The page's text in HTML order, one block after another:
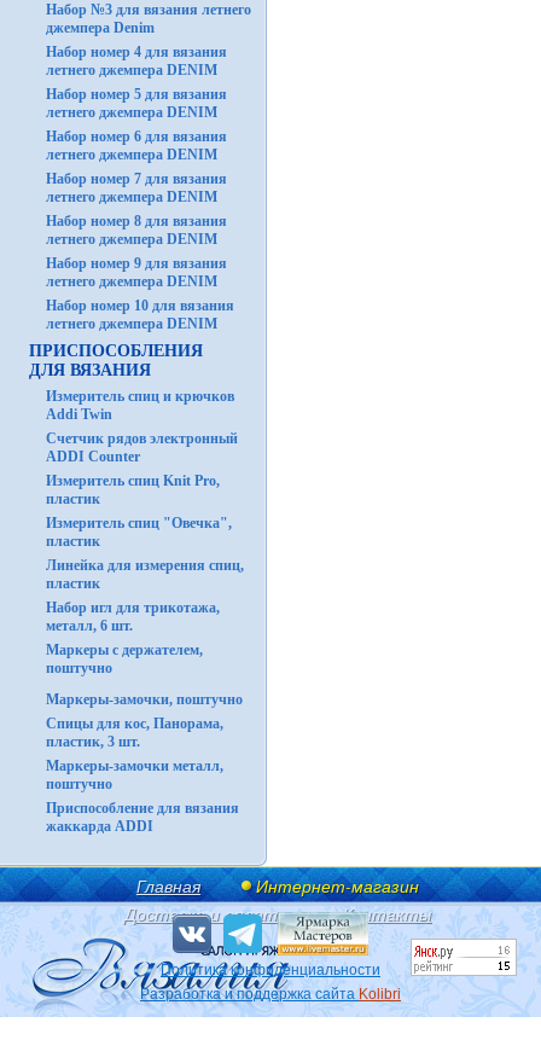
Набор №3 для вязания летнего
джемпера Denim
Набор номер 4 для вязания
летнего джемпера DENIM
Набор номер 5 для вязания
летнего джемпера DENIM
Набор номер 6 для вязания
летнего джемпера DENIM
Набор номер 7 для вязания
летнего джемпера DENIM
Набор номер 8 для вязания
летнего джемпера DENIM
Набор номер 9 для вязания
летнего джемпера DENIM
Набор номер 10 для вязания
летнего джемпера DENIM
ПРИСПОСОБЛЕНИЯ
ДЛЯ ВЯЗАНИЯ
Измеритель спиц и крючков
Addi Twin
Счетчик рядов электронный
ADDI Counter
Измеритель спиц Knit Pro,
пластик
Измеритель спиц "Овечка",
пластик
Линейка для измерения спиц,
пластик
Набор игл для трикотажа,
металл, 6 шт.
Маркеры с держателем,
поштучно
Маркеры-замочки, поштучно
Спицы для кос, Панорама,
пластик, 3 шт.
Маркеры-замочки металл,
поштучно
Приспособление для вязания
жаккарда ADDI
Главная
Интернет-магазин
Доставка и оплата
Контакты
Политика конфиденциальности
Разработка и поддержка сайта Kolibri